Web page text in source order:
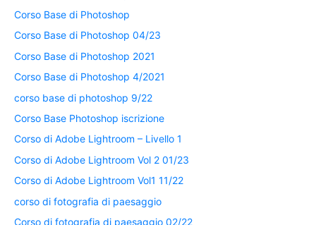
Corso Base di Photoshop
Corso Base di Photoshop 04/23
Corso Base di Photoshop 2021
Corso Base di Photoshop 4/2021
corso base di photoshop 9/22
Corso Base Photoshop iscrizione
Corso di Adobe Lightroom – Livello 1
Corso di Adobe Lightroom Vol 2 01/23
Corso di Adobe Lightroom Vol1 11/22
corso di fotografia di paesaggio
Corso di fotografia di paesaggio 02/22